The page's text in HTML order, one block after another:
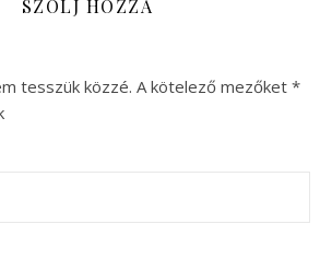
SZÓLJ HOZZÁ
tesszük közzé. A kötelező mezőket *